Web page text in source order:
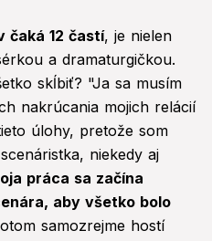
čaká 12 častí, je nielen
a dramaturgičkou.
skĺbiť? "Ja sa musím
nakrúcania mojich relácií
úlohy, pretože som
niekedy aj
práca sa začína
aby všetko bolo
samozrejme hostí